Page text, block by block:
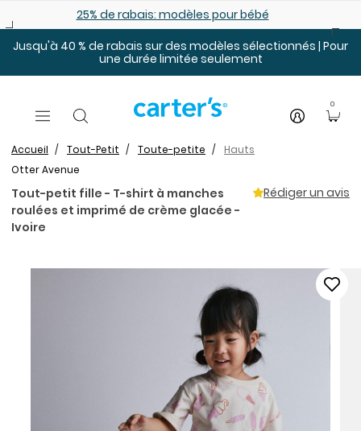
25% de rabais: modèles pour bébé
Jusqu'à 40 % de rabais sur des modèles sélectionnés | Pour
une durée limitée seulement
0
Accueil Tout-Petit Toute-petite
Hauts
Otter Avenue
Tout-petit fille - T-shirt à manches
roulées et imprimé de crème glacée -
Ivoire
Rédiger un avis